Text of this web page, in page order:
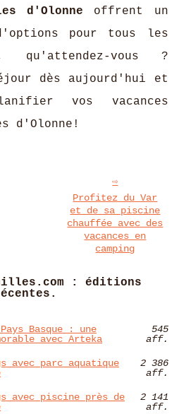
d'Olonne offrent un
pour tous les
qu'attendez-vous ?
dès aujourd'hui et
vos vacances
d'Olonne!
Profitez du Var
et de sa piscine
chauffée avec des
vacances en
camping
: éditions
Pays Basque : une
avec Arteka
545
aff.
avec parc aquatique
2 386
aff.
avec piscine près de
2 141
aff.